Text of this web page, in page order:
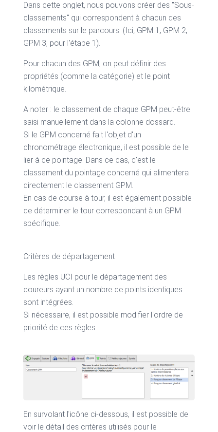
Dans cette onglet, nous pouvons créer des "Sous-
classements" qui correspondent à chacun des
classements sur le parcours. (Ici, GPM 1, GPM 2,
GPM 3, pour l'étape 1).
Pour chacun des GPM, on peut définir des
propriétés (comme la catégorie) et le point
kilométrique.
A noter : le classement de chaque GPM peut-être
saisi manuellement dans la colonne dossard.
Si le GPM concerné fait l'objet d'un
chronométrage électronique, il est possible de le
lier à ce pointage. Dans ce cas, c'est le
classement du pointage concerné qui alimentera
directement le classement GPM.
En cas de course à tour, il est également possible
de déterminer le tour correspondant à un GPM
spécifique.
Critères de départagement
Les règles UCI pour le départagement des
coureurs ayant un nombre de points identiques
sont intégrées.
Si nécessaire, il est possible modifier l'ordre de
priorité de ces règles.
En survolant l'icône ci-dessous, il est possible de
voir le détail des critères utilisés pour le